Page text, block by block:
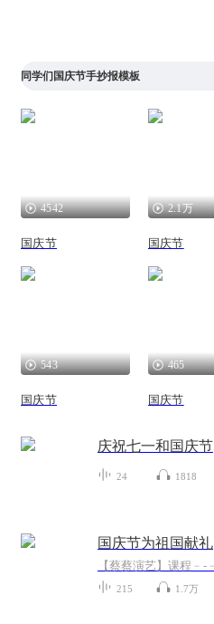
同学们国庆节手抄报模板
4542
国庆节
2.1万
国庆节
543
国庆节
465
国庆节
庆祝七一和国庆节
24 1818
国庆节为祖国献礼
215 1.7万